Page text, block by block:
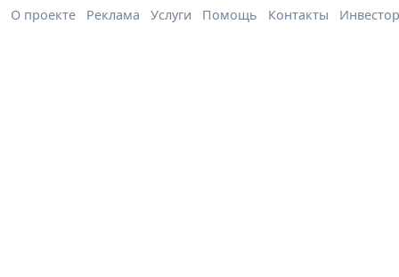
О проекте Реклама Услуги Помощь Контакты